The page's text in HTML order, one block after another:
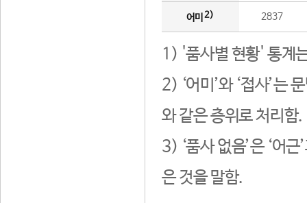
어미 2) 2837
1) '품사별 현황' 통계
2) ‘어미’와 ‘접사’는
와 같은 층위로 처리함.
3) ‘품사 없음’은 ‘어
은 것을 말함.